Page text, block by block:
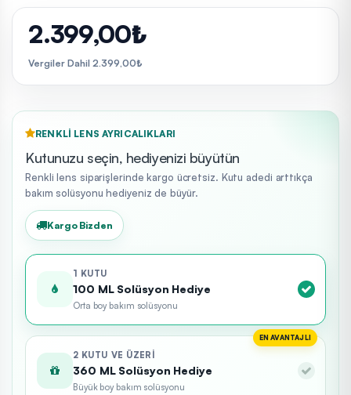
2.399,00₺
Vergiler Dahil 2.399,00₺
RENKLI LENS AYRICALIKLARI
Kutunuzu seçin, hediyenizi büyütün
Renkli lens siparişlerinde kargo ücretsiz. Kutu adedi arttıkça
bakım solüsyonu hediyeniz de büyür.
Kargo Bizden
1 KUTU
100 ML Solüsyon Hediye
Orta boy bakım solüsyonu
EN AVANTAJLI
2 KUTU VE ÜZERI
360 ML Solüsyon Hediye
Büyük boy bakım solüsyonu